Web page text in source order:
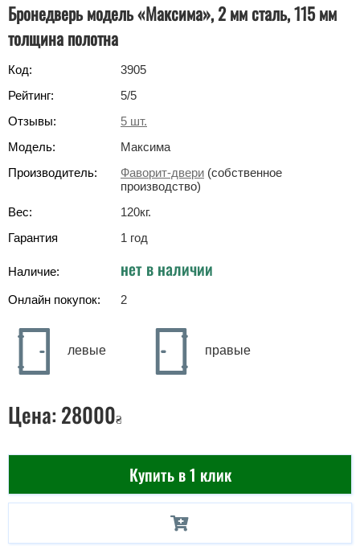
Бронедверь модель «Максима», 2 мм сталь, 115 мм
толщина полотна
Код:
3905
Рейтинг:
5/5
Отзывы:
5 шт.
Модель:
Максима
Производитель:
Фаворит-двери (собственное
производство)
Вес:
120кг.
Гарантия
1 год
Наличие: нет в наличии
Онлайн покупок: 2
левые правые
Цена: 28000₴
Купить в 1 клик